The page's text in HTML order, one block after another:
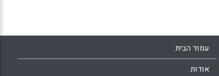
תחושת המסוגלות העצמית והחתירה להישגיות.
WhatsApp
Facebook
Email
X
עמוד הבית
אודות